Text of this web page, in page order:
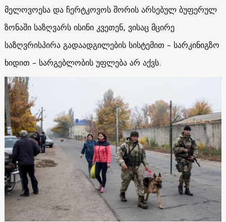
მელოვოესა და ჩერტკოვოს შორის არსებულ ბუფერულ
ზონაში საზღვარს ისინი კვეთენ, ვისაც მცირე
საზღვრისპირა გადაადგილების სისტემით – სარკინიგზო
ხიდით – სარგებლობის უფლება არ აქვს.